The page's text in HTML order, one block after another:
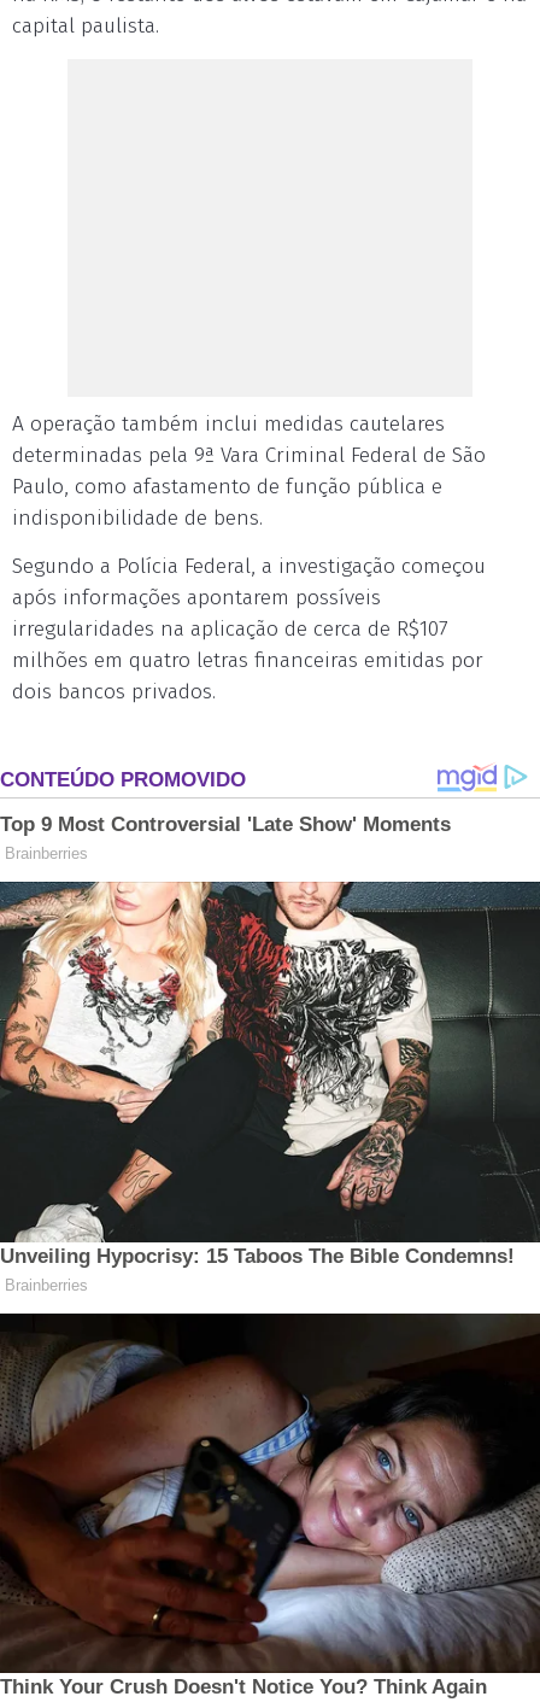
capital paulista.
A operação também inclui medidas cautelares
determinadas pela 9ª Vara Criminal Federal de São
Paulo, como afastamento de função pública e
indisponibilidade de bens.
Segundo a Polícia Federal, a investigação começou
após informações apontarem possíveis
irregularidades na aplicação de cerca de R$107
milhões em quatro letras financeiras emitidas por
dois bancos privados.